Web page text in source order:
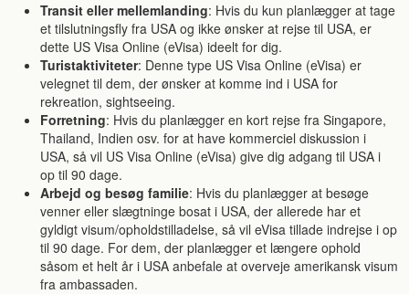
Transit eller mellemlanding: Hvis du kun planlægger at tage
et tilslutningsfly fra USA og ikke ønsker at rejse til USA, er
dette US Visa Online (eVisa) ideelt for dig.
Turistaktiviteter: Denne type US Visa Online (eVisa) er
velegnet til dem, der ønsker at komme ind i USA for
rekreation, sightseeing.
Forretning: Hvis du planlægger en kort rejse fra Singapore,
Thailand, Indien osv. for at have kommerciel diskussion i
USA, så vil US Visa Online (eVisa) give dig adgang til USA i
op til 90 dage.
Arbejd og besøg familie: Hvis du planlægger at besøge
venner eller slægtninge bosat i USA, der allerede har et
gyldigt visum/opholdstilladelse, så vil eVisa tillade indrejse i op
til 90 dage. For dem, der planlægger et længere ophold
såsom et helt år i USA anbefale at overveje amerikansk visum
fra ambassaden.